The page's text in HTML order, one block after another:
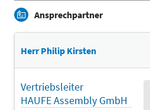
Ansprechpartner
Herr Philip Kirsten
Vertriebsleiter
HAUFE Assembly GmbH